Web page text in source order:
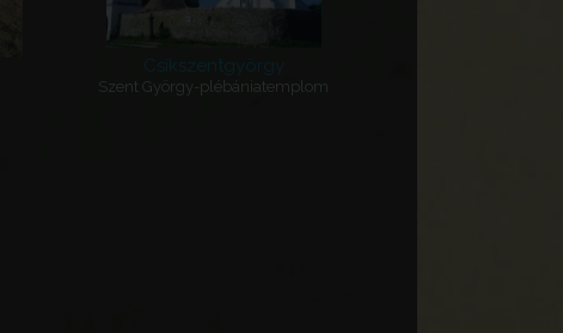
Csíkszentgyörgy
Szent György-plébániatemplom